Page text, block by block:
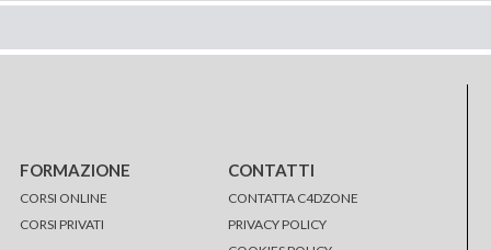
FORMAZIONE
CORSI ONLINE
CORSI PRIVATI
CONTATTI
CONTATTA C4DZONE
PRIVACY POLICY